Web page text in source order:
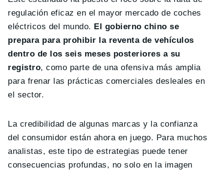
regulación eficaz en el mayor mercado de coches
eléctricos del mundo. El gobierno chino se
prepara para prohibir la reventa de vehículos
dentro de los seis meses posteriores a su
registro, como parte de una ofensiva más amplia
para frenar las prácticas comerciales desleales en
el sector.
La credibilidad de algunas marcas y la confianza
del consumidor están ahora en juego. Para muchos
analistas, este tipo de estrategias puede tener
consecuencias profundas, no solo en la imagen